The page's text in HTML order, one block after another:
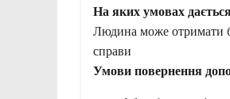
На яких умовах
Людина може отримати
справи
Умови повернення